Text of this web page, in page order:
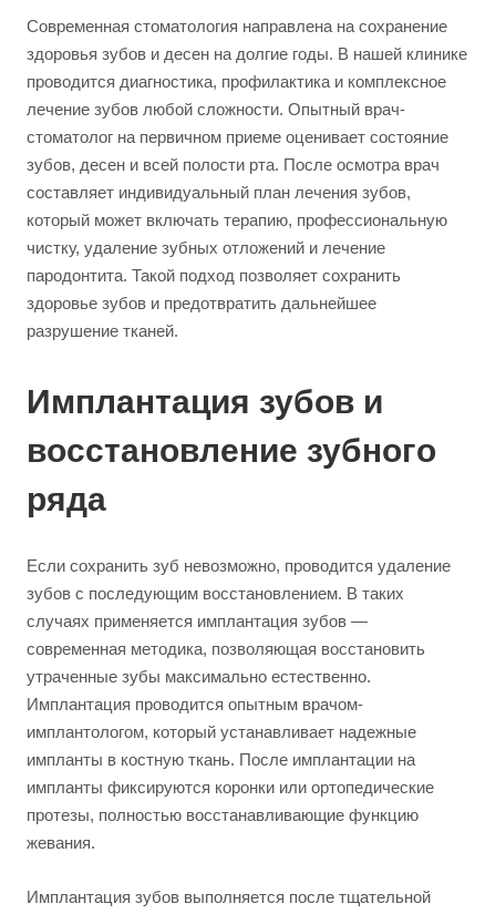
Современная стоматология направлена на сохранение
здоровья зубов и десен на долгие годы. В нашей клинике
проводится диагностика, профилактика и комплексное
лечение зубов любой сложности. Опытный врач-
стоматолог на первичном приеме оценивает состояние
зубов, десен и всей полости рта. После осмотра врач
составляет индивидуальный план лечения зубов,
который может включать терапию, профессиональную
чистку, удаление зубных отложений и лечение
пародонтита. Такой подход позволяет сохранить
здоровье зубов и предотвратить дальнейшее
разрушение тканей.
Имплантация зубов и
восстановление зубного
ряда
Если сохранить зуб невозможно, проводится удаление
зубов с последующим восстановлением. В таких
случаях применяется имплантация зубов —
современная методика, позволяющая восстановить
утраченные зубы максимально естественно.
Имплантация проводится опытным врачом-
имплантологом, который устанавливает надежные
импланты в костную ткань. После имплантации на
импланты фиксируются коронки или ортопедические
протезы, полностью восстанавливающие функцию
жевания.
Имплантация зубов выполняется после тщательной